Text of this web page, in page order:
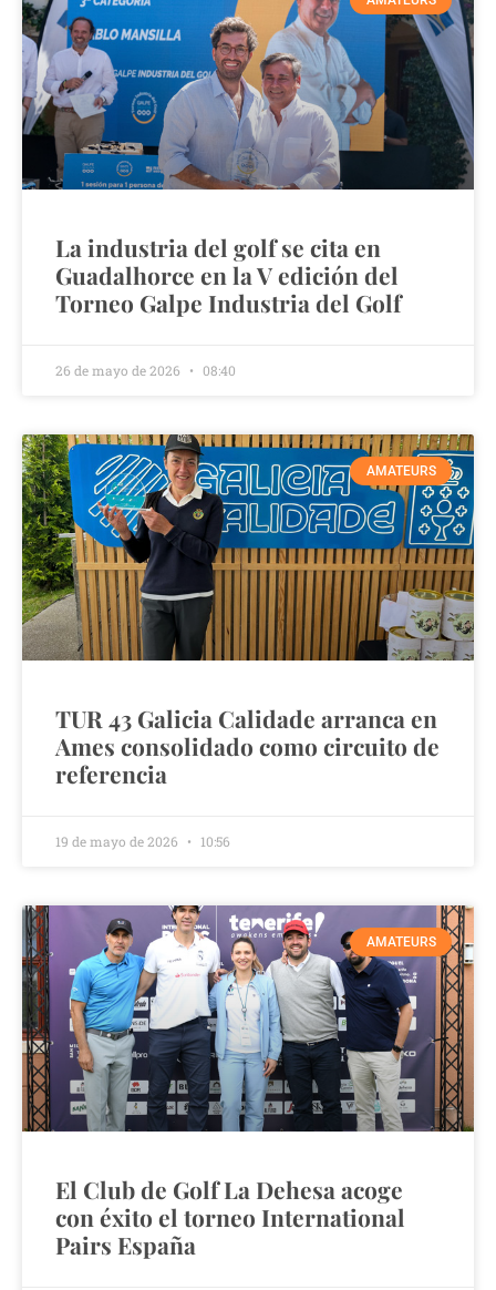
La industria del golf se cita en
Guadalhorce en la V edición del
Torneo Galpe Industria del Golf
26 de mayo de 2026 08:40
AMATEURS
TUR 43 Galicia Calidade arranca en
Ames consolidado como circuito de
referencia
19 de mayo de 2026 10:56
AMATEURS
El Club de Golf La Dehesa acoge
con éxito el torneo International
Pairs España